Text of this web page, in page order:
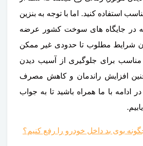
استفاده کنید. اما با توجه به بنزین
در جایگاه های سوخت کشور عرضه
شرایط مطلوب تا حدودی غیر ممکن
مناسب برای جلوگیری از آسیب دیدن
افزایش راندمان و کاهش مصرف
با ما همراه باشید تا به جواب
بوی بد داخل خودرو را رفع کنیم؟